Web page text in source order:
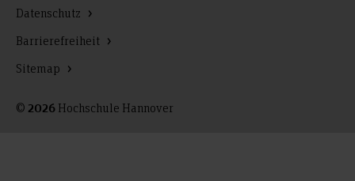
© 2026 Hochschule Hannover
Datenschutz
Barrierefreiheit
Sitemap